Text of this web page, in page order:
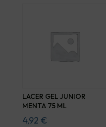
LACER GEL JUNIOR
MENTA 75 ML
4,92 €